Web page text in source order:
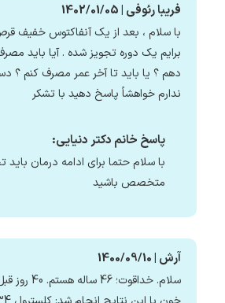
فریبا رئوفی | 1402/01/05
با سلام ، بعد از یک آنفاکتوس خفیف
برایم یک دوره تجویز شده . آیا باید
دهم ؟ یا باید تا آخر عمر مصرف کنم ؟
ندارم خواهشاً پاسخ دهید با تشکر
پاسخ خانم دکتر دنیایی:
با سلام حتما برای ادامه درمان
متخصص باشید
آرش | 1400/09/10
سلام.